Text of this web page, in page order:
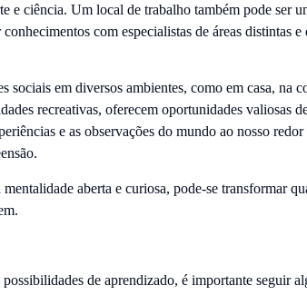
e ciência. Um local de trabalho também pode ser
com especialistas de áreas distintas
sociais em diversos ambientes, como em casa, na
recreativas, oferecem oportunidades valiosas
e as observações do mundo ao nosso
aberta e curiosa, pode-se transformar
de aprendizado, é importante seguir